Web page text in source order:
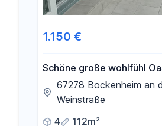
1.150 €
Schöne große wohlfühl
67278 Bockenheim an
Weinstraße
4
112m²